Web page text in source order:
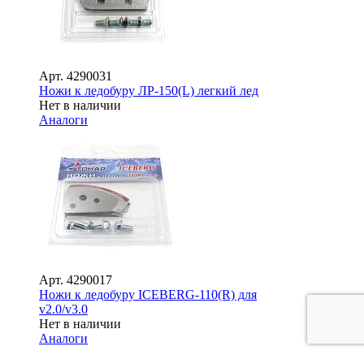
Арт. 4290031
Ножи к ледобуру ЛР-150(L) легкий лед
Нет в наличии
Аналоги
Арт. 4290017
Ножи к ледобуру ICEBERG-110(R) для
v2.0/v3.0
Нет в наличии
Аналоги